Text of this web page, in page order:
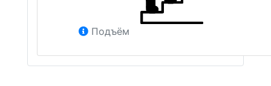
Подъём